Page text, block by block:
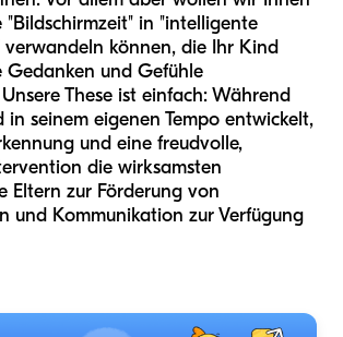
"Bildschirmzeit" in "intelligente
verwandeln können, die Ihr Kind
Gedanken und Gefühle
These ist einfach: Während
in seinem eigenen Tempo entwickelt,
und eine freudvolle,
die wirksamsten
Eltern zur Förderung von
und Kommunikation zur Verfügung